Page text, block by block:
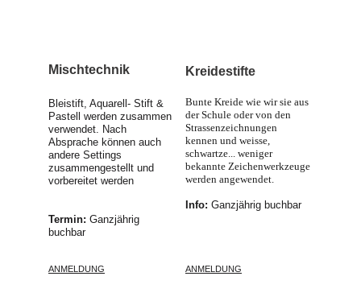
Kreidestifte
Bunte Kreide wie wir sie aus
der Schule oder von den
Strassenzeichnungen
kennen und weisse,
schwartze... weniger
bekannte Zeichenwerkzeuge
werden angewendet.
Info: Ganzjährig buchbar
ANMELDUNG
Mischtechnik
ANMELDUNG
Bleistift, Aquarell- Stift &
Pastell werden zusammen
verwendet. Nach
Absprache können auch
andere Settings
zusammengestellt und
vorbereitet werden
Termin: Ganzjährig
buchbar